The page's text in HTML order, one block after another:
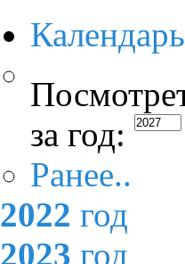
за год:
Ранее..
2022 год
2023 год